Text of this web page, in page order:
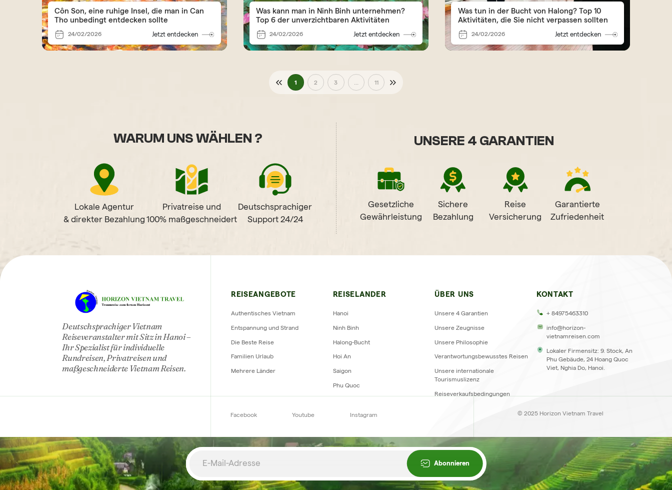
Côn Son, eine ruhige Insel, die man in Can
Tho unbedingt entdecken sollte
24/02/2026 Jetzt entdecken
Was kann man in Ninh Binh unternehmen?
Top 6 der unverzichtbaren Aktivitäten
24/02/2026 Jetzt entdecken
Was tun in der Bucht von Halong? Top 10
Aktivitäten, die Sie nicht verpassen sollten
24/02/2026 Jetzt entdecken
1 2 3 11
WARUM UNS WÄHLEN ?
Lokale Agentur
& direkter Bezahlung
Privatreise und
100% maßgeschneidert
Deutschsprachiger
Support 24/24
UNSERE 4 GARANTIEN
Gesetzliche
Gewährleistung
Sichere
Bezahlung
Reise
Versicherung
Garantierte
Zufriedenheit
HORIZON VIETNAM REISEBEWERTUNGEN
Abonnieren
Deutschsprachiger Vietnam
Reiseveranstalter mit Sitz in Hanoi –
Ihr Spezialist für individuelle
Rundreisen, Privatreisen und
maßgeschneiderte Vietnam Reisen.
REISEANGEBOTE
Authentisches Vietnam
Entspannung und Strand
Die Beste Reise
Familien Urlaub
Mehrere Länder
REISELANDER
Hanoi
Ninh Binh
Halong-Bucht
Hoi An
Saigon
Phu Quoc
ÜBER UNS
Unsere 4 Garantien
Unsere Zeugnisse
Unsere Philosophie
Verantwortungsbewusstes Reisen
Unsere internationale
Tourismuslizenz
Reiseverkaufsbedingungen
KONTAKT
+ 84975463310
info@horizon-
vietnamreisen.com
Lokaler Firmensitz: 9. Stock, An
Phu Gebäude, 24 Hoang Quoc
Viet, Nghia Do, Hanoi.
Facebook Youtube Instagram © 2025 Horizon Vietnam Travel